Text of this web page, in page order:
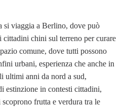
si viaggia a Berlino, dove può
cittadini chini sul terreno per curare
comune, dove tutti possono
urbani, esperienza che anche in
ultimi anni da nord a sud,
estinzione in contesti cittadini,
frutta e verdura tra le